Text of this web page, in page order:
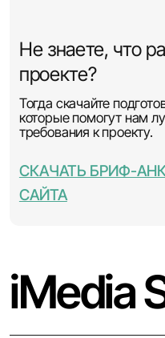
Не знаете, что
проекте?
Тогда скачайте
которые помогут нам
требования к проекту.
СКАЧАТЬ БРИФ-
САЙТА
iMedia